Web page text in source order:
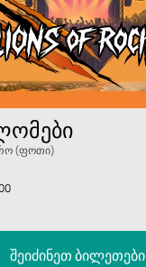
(ფოთი)
შეიძინეთ ბილეთები